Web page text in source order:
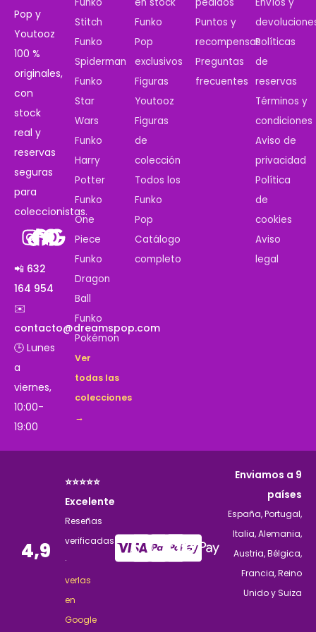
Pop y
Youtooz
100 %
originales,
con
stock
real y
reservas
seguras
para
coleccionistas.
📲 632
164 954
✉️
contacto@dreamspop.com
🕒 Lunes
a
viernes,
10:00-
19:00
Funko
Stitch
Funko
Spiderman
Funko
Star
Wars
Funko
Harry
Potter
Funko
One
Piece
Funko
Dragon
Ball
Funko
Pokémon
Ver
todas las
colecciones
→
en stock
Funko
Pop
exclusivos
Figuras
Youtooz
Figuras
de
colección
Todos los
Funko
Pop
Catálogo
completo
pedidos
Puntos y
recompensas
Preguntas
frecuentes
Envíos y
Políticas
de
reservas
Términos y
condiciones
Aviso de
privacidad
Política
de
cookies
Aviso
legal
4,9
⭐⭐⭐⭐⭐
Excelente
Reseñas
verificadas
·
verlas
en
Google
Enviamos a 9
países
España, Portugal,
Italia, Alemania,
Austria, Bélgica,
Francia, Reino
Unido y Suiza